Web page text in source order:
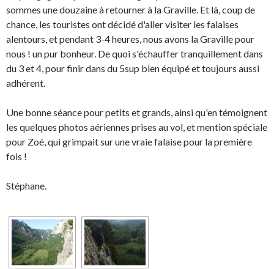
sommes une douzaine à retourner à la Graville. Et là, coup de
chance, les touristes ont décidé d'aller visiter les falaises
alentours, et pendant 3-4 heures, nous avons la Graville pour
nous ! un pur bonheur. De quoi s'échauffer tranquillement dans
du 3 et 4, pour finir dans du 5sup bien équipé et toujours aussi
adhérent.
Une bonne séance pour petits et grands, ainsi qu'en témoignent
les quelques photos aériennes prises au vol, et mention spéciale
pour Zoé, qui grimpait sur une vraie falaise pour la première
fois !
Stéphane.